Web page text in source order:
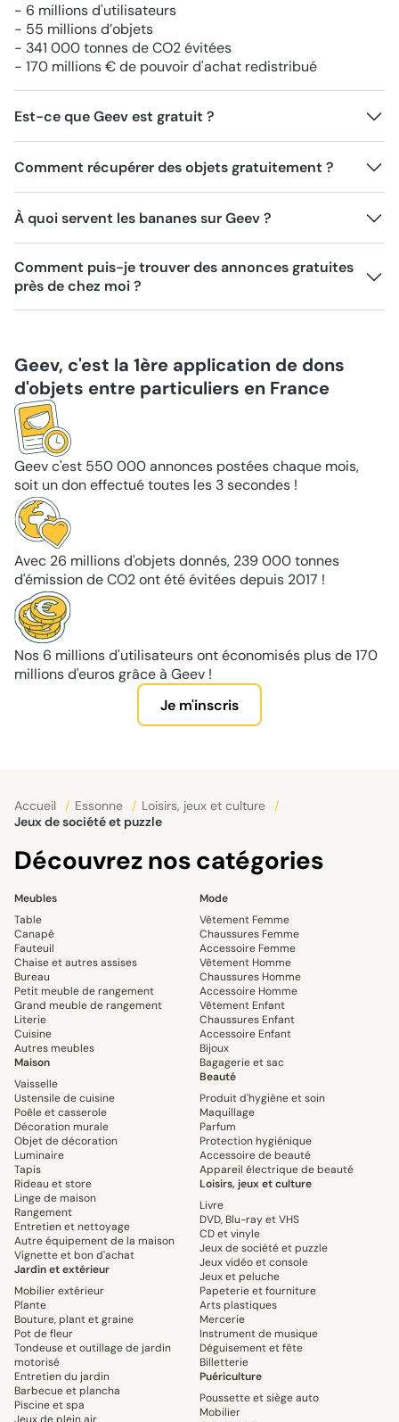
- 6 millions d'utilisateurs
- 55 millions d’objets
- 341 000 tonnes de CO2 évitées
- 170 millions € de pouvoir d'achat redistribué
Est-ce que Geev est gratuit ?
Comment récupérer des objets gratuitement ?
À quoi servent les bananes sur Geev ?
Comment puis-je trouver des annonces gratuites
près de chez moi ?
Geev, c'est la 1ère application de dons
d'objets entre particuliers en France
Geev c'est 550 000 annonces postées chaque mois,
soit un don effectué toutes les 3 secondes !
Avec 26 millions d'objets donnés, 239 000 tonnes
d'émission de CO2 ont été évitées depuis 2017 !
Nos 6 millions d'utilisateurs ont économisés plus de 170
millions d'euros grâce à Geev !
Je m'inscris
Accueil / Essonne / Loisirs, jeux et culture
/
Jeux de société et puzzle
Découvrez nos catégories
Meubles
Table
Canapé
Fauteuil
Chaise et autres assises
Bureau
Petit meuble de rangement
Grand meuble de rangement
Literie
Cuisine
Autres meubles
Maison
Vaisselle
Ustensile de cuisine
Poêle et casserole
Décoration murale
Objet de décoration
Luminaire
Tapis
Rideau et store
Linge de maison
Rangement
Entretien et nettoyage
Autre équipement de la maison
Vignette et bon d'achat
Jardin et extérieur
Mobilier extérieur
Plante
Bouture, plant et graine
Pot de fleur
Tondeuse et outillage de jardin
motorisé
Entretien du jardin
Barbecue et plancha
Piscine et spa
Mode
Vêtement Femme
Chaussures Femme
Accessoire Femme
Vêtement Homme
Chaussures Homme
Accessoire Homme
Vêtement Enfant
Chaussures Enfant
Accessoire Enfant
Bijoux
Bagagerie et sac
Beauté
Produit d'hygiène et soin
Maquillage
Parfum
Protection hygiénique
Accessoire de beauté
Appareil électrique de beauté
Loisirs, jeux et culture
Livre
DVD, Blu-ray et VHS
CD et vinyle
Jeux de société et puzzle
Jeux vidéo et console
Jeux et peluche
Papeterie et fourniture
Arts plastiques
Mercerie
Instrument de musique
Déguisement et fête
Billetterie
Puériculture
Poussette et siège auto
Mobilier